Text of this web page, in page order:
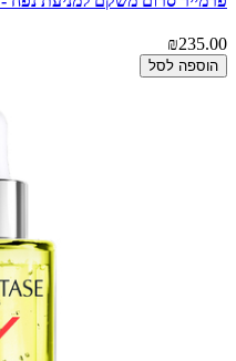
₪235.00
הוספה לסל